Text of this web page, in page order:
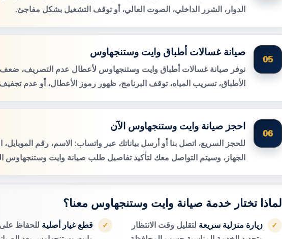
الدوار، الشرر الداخلي، الصوت العالي، أو توقف التشغيل بشكل مفاجئ.
05
صيانة غسالات أطباق وايت وستنجهاوس
نوفر صيانة غسالات أطباق وايت وستنجهاوس لأعطال عدم التصريف،
الأطباق، تسريب المياه، توقف البرنامج، ظهور رموز الأعطال، أو عدم
06
احجز صيانة وايت وستنجهاوس الآن
للحجز السريع، اتصل بنا أو أرسل بياناتك عبر واتساب: الاسم، رقم الموبايل،
الجهاز، وسيتم التواصل معك لتأكيد تفاصيل طلب صيانة وايت وستنجهاوس
لماذا تختار خدمة صيانة وايت وستنجهاوس معنا؟
✓ زيارة منزلية سريعة لتقليل وقت الانتظار
✓ قطع غيار أصلية للحفاظ على